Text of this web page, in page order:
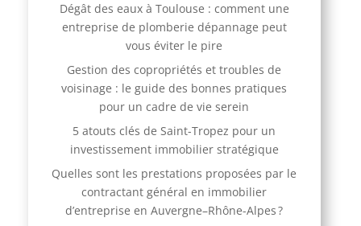
Dégât des eaux à Toulouse : comment une
entreprise de plomberie dépannage peut
vous éviter le pire
Gestion des copropriétés et troubles de
voisinage : le guide des bonnes pratiques
pour un cadre de vie serein
5 atouts clés de Saint-Tropez pour un
investissement immobilier stratégique
Quelles sont les prestations proposées par le
contractant général en immobilier
d’entreprise en Auvergne–Rhône-Alpes ?